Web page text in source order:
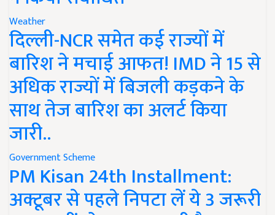
Weather
दिल्ली-NCR समेत कई राज्यों में
बारिश ने मचाई आफत! IMD ने 15 से
अधिक राज्यों में बिजली कड़कने के
साथ तेज बारिश का अलर्ट किया
जारी..
Government Scheme
PM Kisan 24th Installment:
अक्टूबर से पहले निपटा लें ये 3 जरूरी